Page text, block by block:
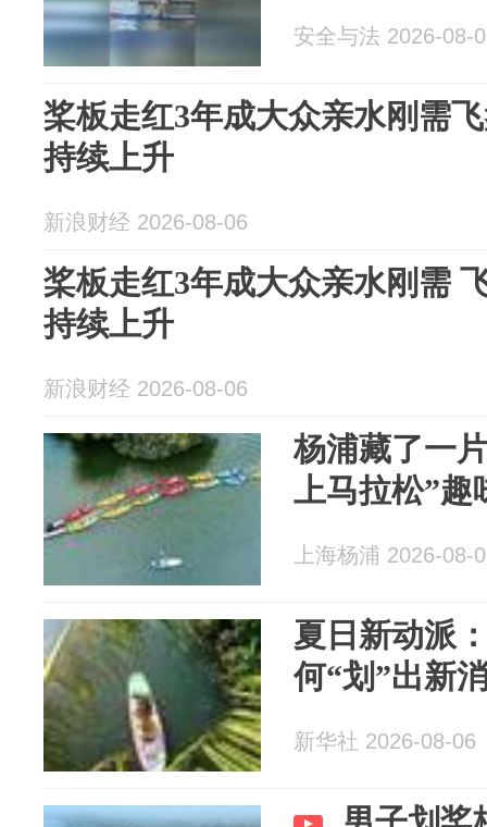
安全与法 2026-08-
桨板走红3年成大众亲水刚需
持续上升
新浪财经 2026-08-06
桨板走红3年成大众亲水刚需
持续上升
新浪财经 2026-08-06
杨浦藏了一
上马拉松”趣
上海杨浦 2026-08-
夏日新动派
何“划”出新
新华社 2026-08-06